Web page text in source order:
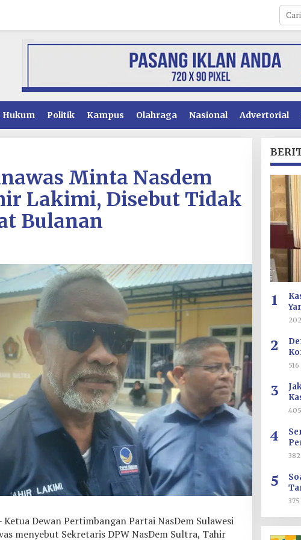
Hukum Politik Kampus Olahraga Nasional Advertorial
Minta Nasdem
Lakimi, Disebut Tidak
Bulanan
Ketua Dewan Pertimbangan Partai NasDem Sulawesi
menyebut Sekretaris DPW NasDem Sultra, Tahir
1
2
3
4
5